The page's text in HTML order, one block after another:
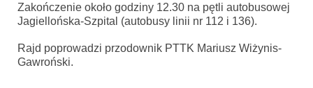
Zakończenie około godziny 12.30 na pętli autobusowej
Jagiellońska-Szpital (autobusy linii nr 112 i 136).
Rajd poprowadzi przodownik PTTK Mariusz Wiżynis-
Gawroński.